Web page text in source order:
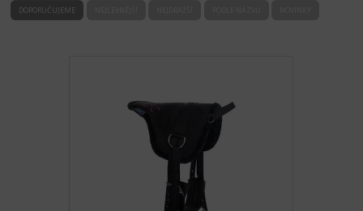
DOPORUČUJEME